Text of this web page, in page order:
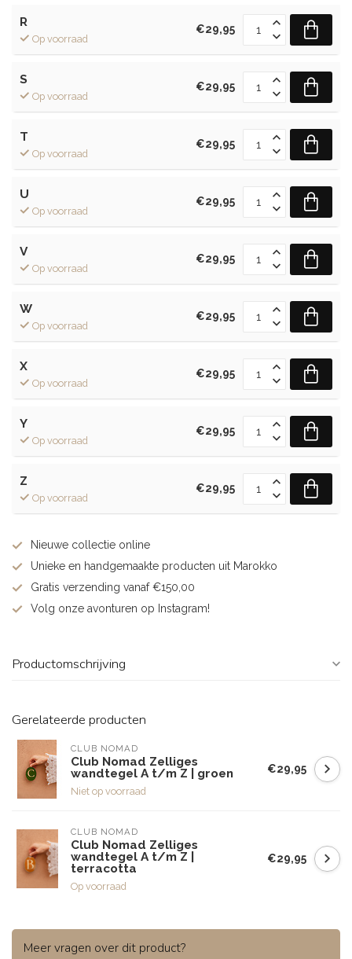
R
Op voorraad
€29,95
S
Op voorraad
€29,95
T
Op voorraad
€29,95
U
Op voorraad
€29,95
V
Op voorraad
€29,95
W
Op voorraad
€29,95
X
Op voorraad
€29,95
Y
Op voorraad
€29,95
Z
Op voorraad
€29,95
Nieuwe collectie online
Unieke en handgemaakte producten uit Marokko
Gratis verzending vanaf €150,00
Volg onze avonturen op Instagram!
Productomschrijving
Gerelateerde producten
CLUB NOMAD
Club Nomad Zelliges
wandtegel A t/m Z | groen
Niet op voorraad
€29,95
CLUB NOMAD
Club Nomad Zelliges
wandtegel A t/m Z |
terracotta
Op voorraad
€29,95
Meer vragen over dit product?